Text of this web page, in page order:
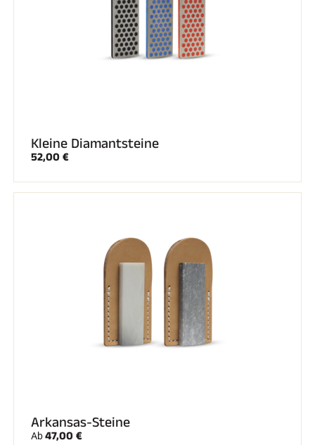
SKIFAHREN IN JEDEM GELÄNDE
SKILANGLAUF
Kleine Diamantsteine
52,00 €
Arkansas-Steine
Ab47,00 €